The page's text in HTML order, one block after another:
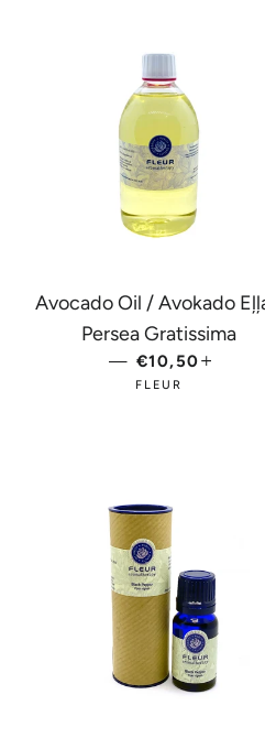
Avocado Oil / Avokado
Persea Gratissima
— PARASTĀ
€10,50
FLEUR